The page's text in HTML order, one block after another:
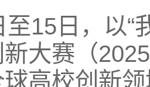
至15日，以“
大赛（
高校创新